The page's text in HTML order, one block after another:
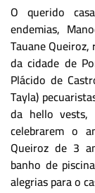
O querido
endemias,
Tauane
da cidade de
Plácido de
Tayla)
da hello vests,
celebrarem o
Queiroz de 3
banho de
alegrias para o